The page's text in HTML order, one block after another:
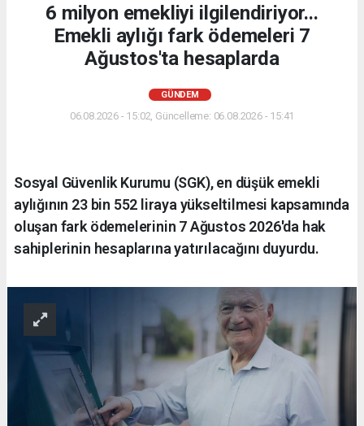
6 milyon emekliyi ilgilendiriyor...
Emekli aylığı fark ödemeleri 7
Ağustos'ta hesaplarda
GÜNDEM
06.08.2026 - 15:02, Güncelleme: 06.08.2026 - 15:41
Sosyal Güvenlik Kurumu (SGK), en düşük emekli
aylığının 23 bin 552 liraya yükseltilmesi kapsamında
oluşan fark ödemelerinin 7 Ağustos 2026'da hak
sahiplerinin hesaplarına yatırılacağını duyurdu.